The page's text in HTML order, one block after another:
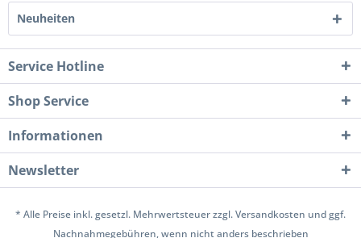
Neuheiten
Service Hotline
Shop Service
Informationen
Newsletter
* Alle Preise inkl. gesetzl. Mehrwertsteuer zzgl.Versandkosten und ggf.
Nachnahmegebühren, wenn nicht anders beschrieben